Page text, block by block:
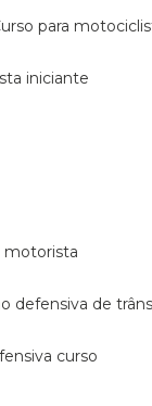
curso para
iniciante
motorista
defensiva de
curso